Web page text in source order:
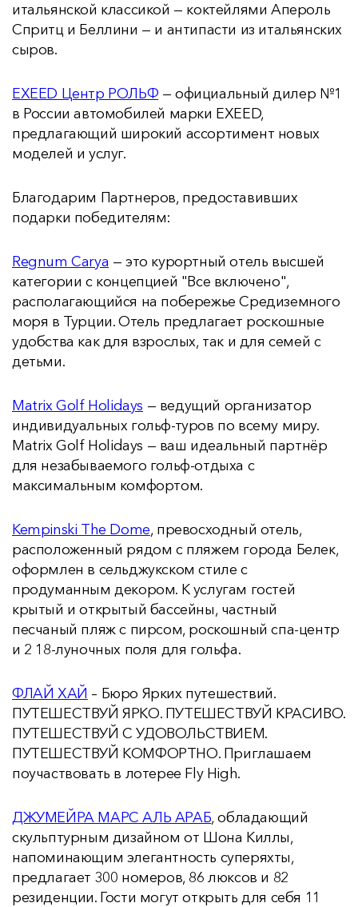
итальянской классикой — коктейлями Апероль
Спритц и Беллини — и антипасти из итальянских
сыров.
EXEED Центр РОЛЬФ — официальный дилер №1
в России автомобилей марки EXEED,
предлагающий широкий ассортимент новых
моделей и услуг.
Благодарим Партнеров, предоставивших
подарки победителям:
Regnum Carya — это курортный отель высшей
категории с концепцией "Все включено",
располагающийся на побережье Средиземного
моря в Турции. Отель предлагает роскошные
удобства как для взрослых, так и для семей с
детьми.
Matrix Golf Holidays — ведущий организатор
индивидуальных гольф-туров по всему миру.
Matrix Golf Holidays — ваш идеальный партнёр
для незабываемого гольф-отдыха с
максимальным комфортом.
Kempinski The Dome, превосходный отель,
расположенный рядом с пляжем города Белек,
оформлен в сельджукском стиле с
продуманным декором. К услугам гостей
крытый и открытый бассейны, частный
песчаный пляж с пирсом, роскошный спа-центр
и 2 18-луночных поля для гольфа.
ФЛАЙ ХАЙ – Бюро Ярких путешествий.
ПУТЕШЕСТВУЙ ЯРКО. ПУТЕШЕСТВУЙ КРАСИВО.
ПУТЕШЕСТВУЙ С УДОВОЛЬСТВИЕМ.
ПУТЕШЕСТВУЙ КОМФОРТНО. Приглашаем
поучаствовать в лотерее Fly High.
ДЖУМЕЙРА МАРС АЛЬ АРАБ, обладающий
скульптурным дизайном от Шона Киллы,
напоминающим элегантность суперяхты,
предлагает 300 номеров, 86 люксов и 82
резиденции. Гости могут открыть для себя 11